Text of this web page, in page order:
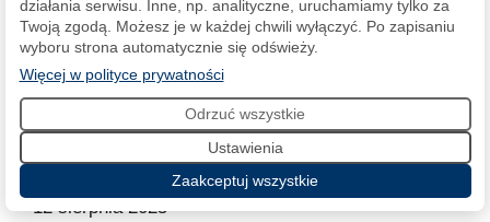
TWG 2025: Wojciech Szewczyk w półfinale
12 sierpnia 2025
działania serwisu. Inne, np. analityczne, uruchamiamy tylko za
Twoją zgodą. Możesz je w każdej chwili wyłączyć. Po zapisaniu
wyboru strona automatycznie się odświeży.
Więcej w polityce prywatności(otwiera się w nowej karcie)
Odrzuć wszystkie
Ustawienia
Zaakceptuj wszystkie